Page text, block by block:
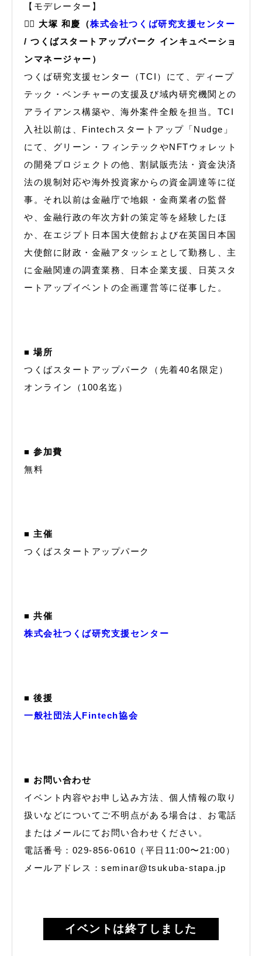
【モデレーター】
🙋‍♂️ 大塚 和慶（株式会社つくば研究支援センター
/ つくばスタートアップパーク インキュベーショ
ンマネージャー）
つくば研究支援センター（TCI）にて、ディープ
テック・ベンチャーの支援及び域内研究機関との
アライアンス構築や、海外案件全般を担当。TCI
入社以前は、Fintechスタートアップ「Nudge」
にて、グリーン・フィンテックやNFTウォレット
の開発プロジェクトの他、割賦販売法・資金決済
法の規制対応や海外投資家からの資金調達等に従
事。それ以前は金融庁で地銀・金商業者の監督
や、金融行政の年次方針の策定等を経験したほ
か、在エジプト日本国大使館および在英国日本国
大使館に財政・金融アタッシェとして勤務し、主
に金融関連の調査業務、日本企業支援、日英スタ
ートアップイベントの企画運営等に従事した。
■ 場所
つくばスタートアップパーク（先着40名限定）
オンライン（100名迄）
■ 参加費
無料
■ 主催
つくばスタートアップパーク
■ 共催
株式会社つくば研究支援センター
■ 後援
一般社団法人Fintech協会
■ お問い合わせ
イベント内容やお申し込み方法、個人情報の取り
扱いなどについてご不明点がある場合は、お電話
またはメールにてお問い合わせください。
電話番号：029-856-0610（平日11:00〜21:00）
メールアドレス：seminar@tsukuba-stapa.jp
イベントは終了しました